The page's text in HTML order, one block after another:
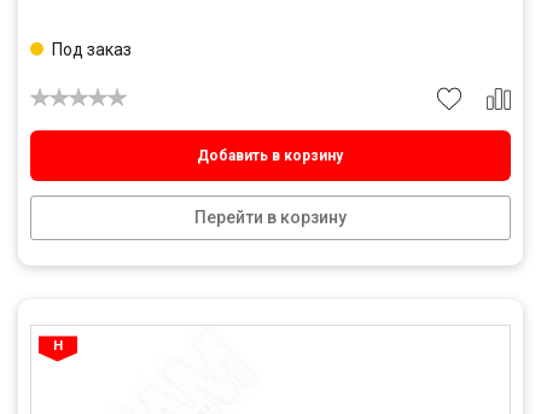
Добавить в корзину
Перейти в корзину
Под заказ